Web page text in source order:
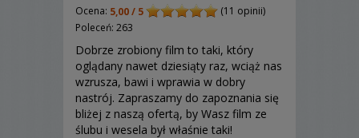
Ocena: 5,00 / 5
(11 opinii)
Poleceń: 263
Dobrze zrobiony film to taki, który
oglądany nawet dziesiąty raz, wciąż nas
wzrusza, bawi i wprawia w dobry
nastrój. Zapraszamy do zapoznania się
bliżej z naszą ofertą, by Wasz film ze
ślubu i wesela był właśnie taki!